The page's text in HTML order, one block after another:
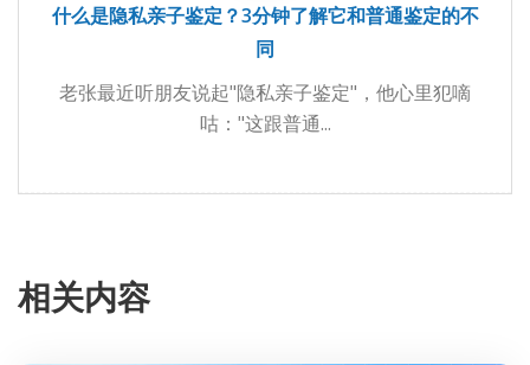
什么是隐私亲子鉴定？3分钟了解它和普通鉴定的不
同
老张最近听朋友说起"隐私亲子鉴定"，他心里犯嘀
咕："这跟普通...
相关内容